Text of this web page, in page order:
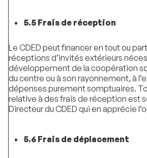
5.5 Frais de réception
Le CDED peut financer en tout ou
réceptions d’invités extérieurs
développement de la coopération
du centre ou à son rayonnement, à
dépenses purement somptuaires.
relative à des frais de réception est
Directeur du CDED qui en apprécie
5.6 Frais de déplacement